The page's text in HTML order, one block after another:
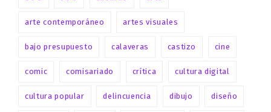
arte contemporáneo artes visuales
bajo presupuesto calaveras castizo cine
comic comisariado crítica cultura digital
cultura popular delincuencia dibujo diseño